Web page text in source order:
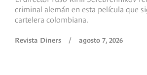
criminal alemán en esta película que
cartelera colombiana.
Revista Diners / agosto 7, 2026